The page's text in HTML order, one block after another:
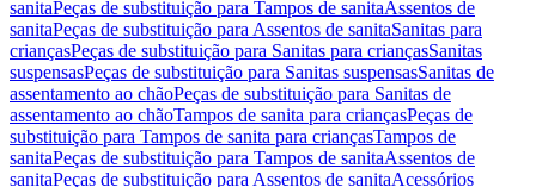
sanitaPeças de substituição para Tampos de sanitaAssentos de
sanitaPeças de substituição para Assentos de sanitaSanitas para
criançasPeças de substituição para Sanitas para criançasSanitas
suspensasPeças de substituição para Sanitas suspensasSanitas de
assentamento ao chãoPeças de substituição para Sanitas de
assentamento ao chãoTampos de sanita para criançasPeças de
substituição para Tampos de sanita para criançasTampos de
sanitaPeças de substituição para Tampos de sanitaAssentos de
sanitaPeças de substituição para Assentos de sanitaAcessórios